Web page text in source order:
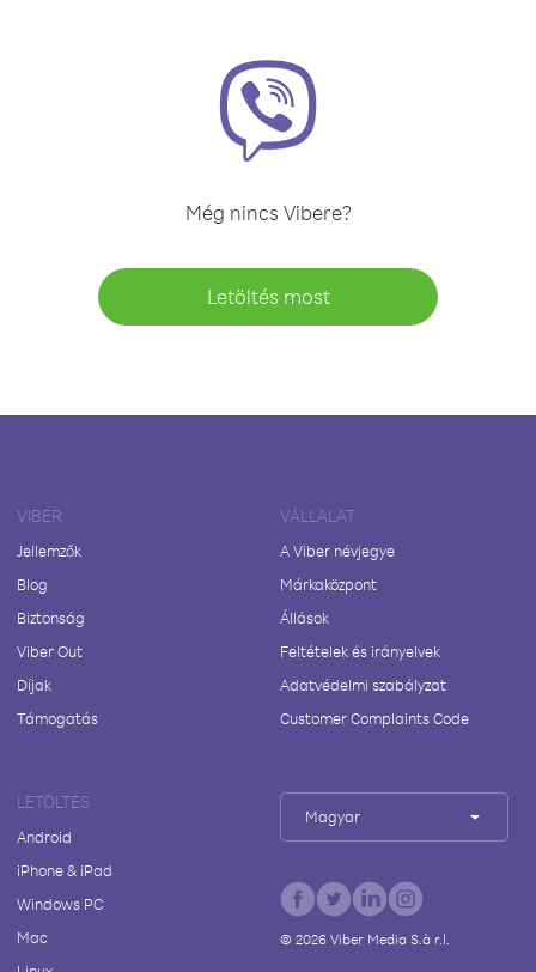
Még nincs Vibere?
Letöltés most
VIBER
Jellemzők
Blog
Biztonság
Viber Out
Díjak
Támogatás
VÁLLALAT
A Viber névjegye
Márkaközpont
Állások
Feltételek és irányelvek
Adatvédelmi szabályzat
Customer Complaints Code
LETÖLTÉS
Android
iPhone & iPad
Windows PC
Mac
Magyar
© 2026Viber Media S.à r.l.